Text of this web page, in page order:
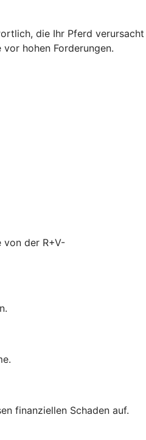
die Ihr Pferd verursacht
hohen Forderungen.
von der R+V-
finanziellen Schaden auf.